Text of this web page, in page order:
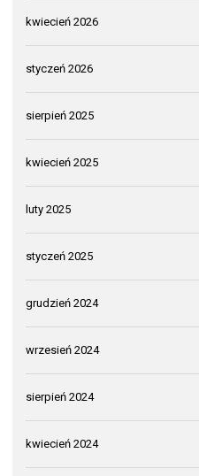
kwiecień 2026
styczeń 2026
sierpień 2025
kwiecień 2025
luty 2025
styczeń 2025
grudzień 2024
wrzesień 2024
sierpień 2024
kwiecień 2024